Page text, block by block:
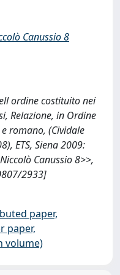
Canussio 8
ordine costituito nei
Relazione, in Ordine
romano, (Cividale
ETS, Siena 2009:
Canussio 8>>,
2933]
paper,
paper,
volume)